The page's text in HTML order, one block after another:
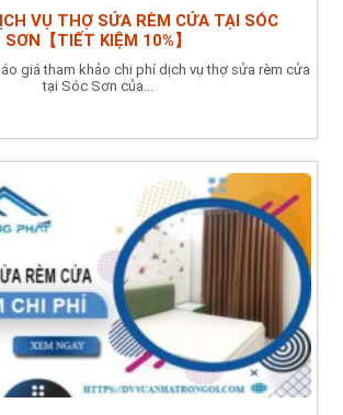
VỤ THỢ SỬA RÈM CỬA TẠI SÓC
SƠN【TIẾT KIỆM 10%】
giá tham khảo chi phí dịch vụ thợ sửa rèm cửa
tại Sóc Sơn của...